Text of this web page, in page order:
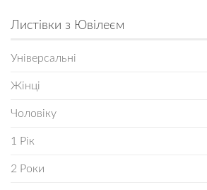
Листівки з Ювілеєм
Універсальні
Жінці
Чоловіку
1 Рік
2 Роки